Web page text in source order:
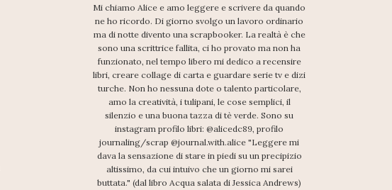
Mi chiamo Alice e amo leggere e scrivere da quando
ne ho ricordo. Di giorno svolgo un lavoro ordinario
ma di notte divento una scrapbooker. La realtà è che
sono una scrittrice fallita, ci ho provato ma non ha
funzionato, nel tempo libero mi dedico a recensire
libri, creare collage di carta e guardare serie tv e dizi
turche. Non ho nessuna dote o talento particolare,
amo la creatività, i tulipani, le cose semplici, il
silenzio e una buona tazza di tè verde. Sono su
instagram profilo libri: @alicedc89, profilo
journaling/scrap @journal.with.alice "Leggere mi
dava la sensazione di stare in piedi su un precipizio
altissimo, da cui intuivo che un giorno mi sarei
buttata." (dal libro Acqua salata di Jessica Andrews)